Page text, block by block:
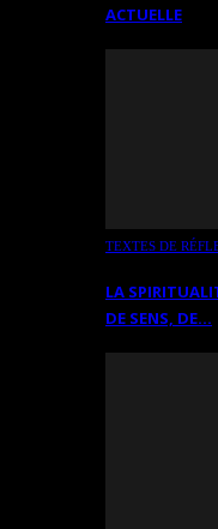
ACTUELLE
TEXTES DE
LA
DE SENS, DE…